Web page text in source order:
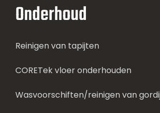
Onderhoud
Reinigen van tapijten
CORETek vloer onderhouden
Wasvoorschiften/reinigen van